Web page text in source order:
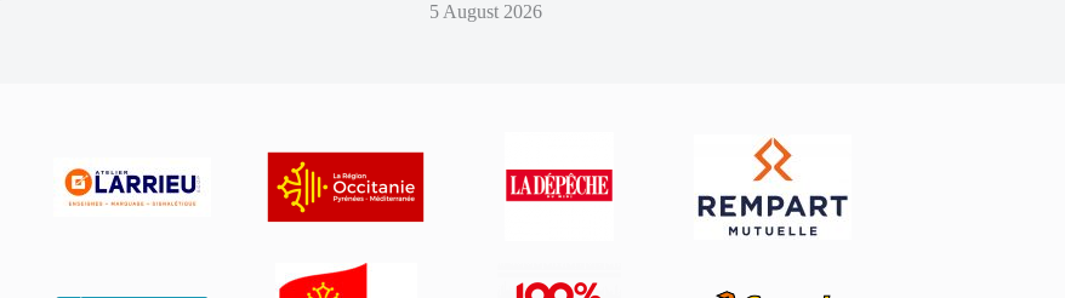
5 August 2026